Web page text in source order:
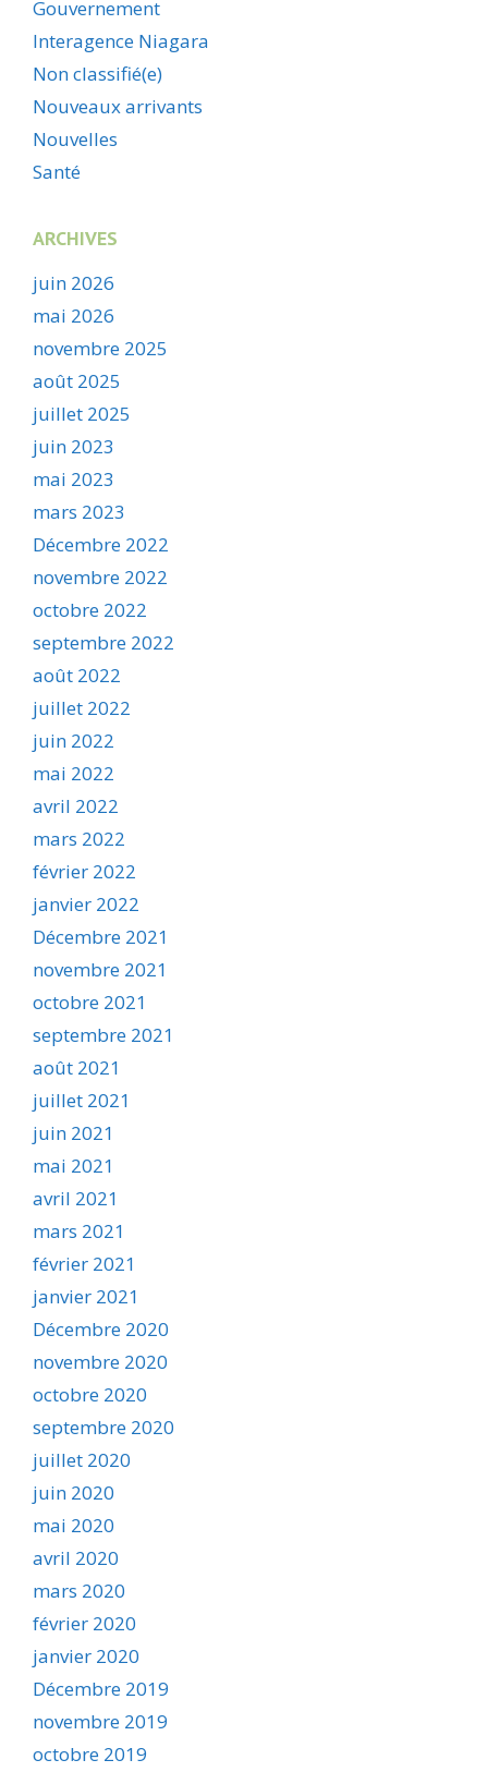
Gouvernement
Interagence Niagara
Non classifié(e)
Nouveaux arrivants
Nouvelles
Santé
ARCHIVES
juin 2026
mai 2026
novembre 2025
août 2025
juillet 2025
juin 2023
mai 2023
mars 2023
Décembre 2022
novembre 2022
octobre 2022
septembre 2022
août 2022
juillet 2022
juin 2022
mai 2022
avril 2022
mars 2022
février 2022
janvier 2022
Décembre 2021
novembre 2021
octobre 2021
septembre 2021
août 2021
juillet 2021
juin 2021
mai 2021
avril 2021
mars 2021
février 2021
janvier 2021
Décembre 2020
novembre 2020
octobre 2020
septembre 2020
juillet 2020
juin 2020
mai 2020
avril 2020
mars 2020
février 2020
janvier 2020
Décembre 2019
novembre 2019
octobre 2019